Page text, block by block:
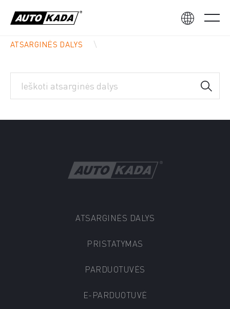
ATSARGINĖS DALYS
ATSARGINĖS DALYS
PRISTATYMAS
PARDUOTUVĖS
E-PARDUOTUVĖ